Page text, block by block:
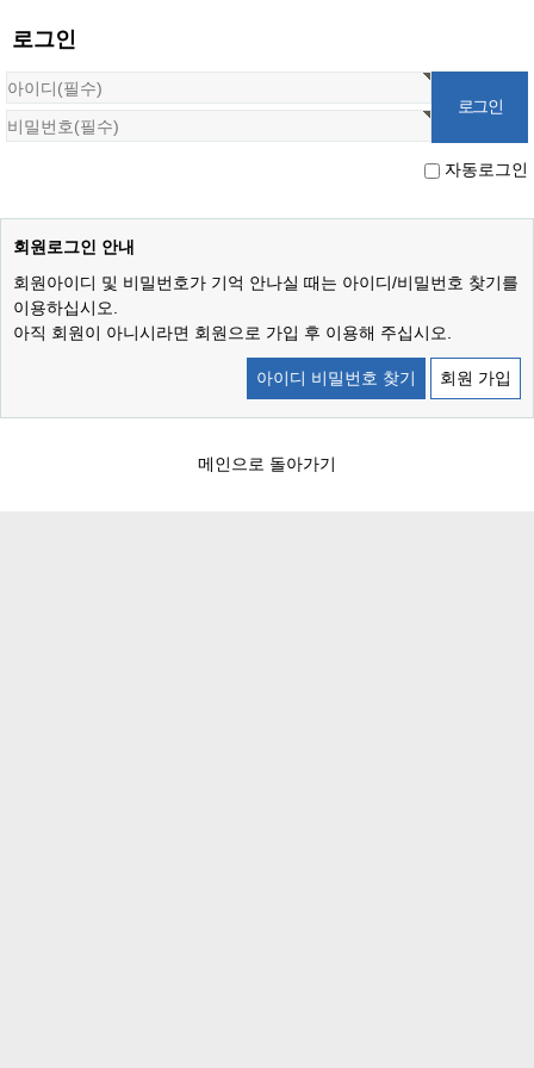
로그인
자동로그인
회원로그인 안내
회원아이디 및 비밀번호가 기억 안나실 때는 아이디/비밀번호 찾기를
이용하십시오.
아직 회원이 아니시라면 회원으로 가입 후 이용해 주십시오.
아이디 비밀번호 찾기 회원 가입
메인으로 돌아가기